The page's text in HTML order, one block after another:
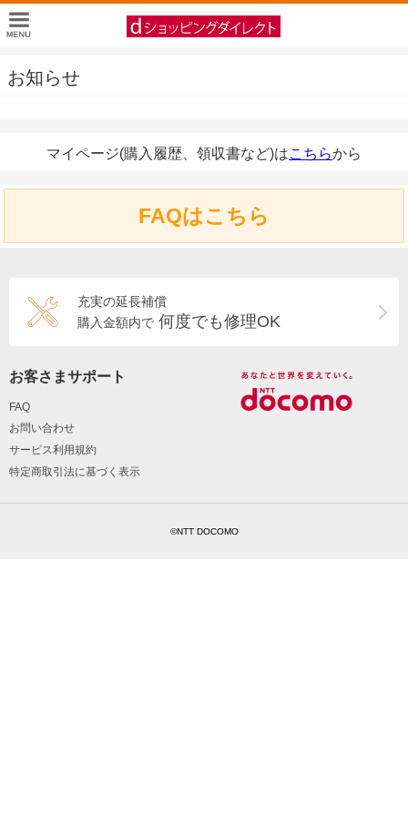
お知らせ
マイページ(購入履歴、領収書など)はこちらから
FAQはこちら
充実の延長補償
購入金額内で 何度でも修理OK
お客さまサポート
FAQ
お問い合わせ
サービス利用規約
特定商取引法に基づく表示
©NTT DOCOMO